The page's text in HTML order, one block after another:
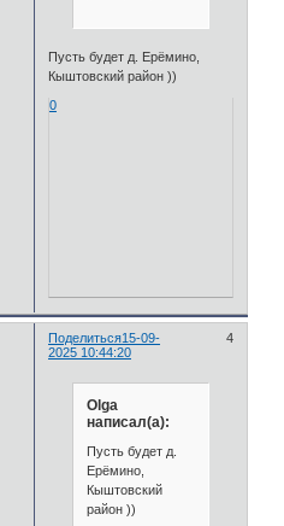
Пусть будет д. Ерёмино,
Кыштовский район ))
0
Поделиться 4
15-09-
2025 10:44:20
Olga
написал(а):
Пусть будет д.
Ерёмино,
Кыштовский
район ))